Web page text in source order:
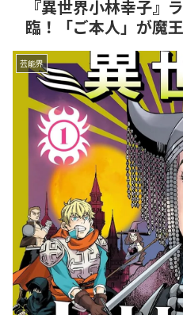
『異世界小林幸子』
臨！「ご本人」が魔
芸能界